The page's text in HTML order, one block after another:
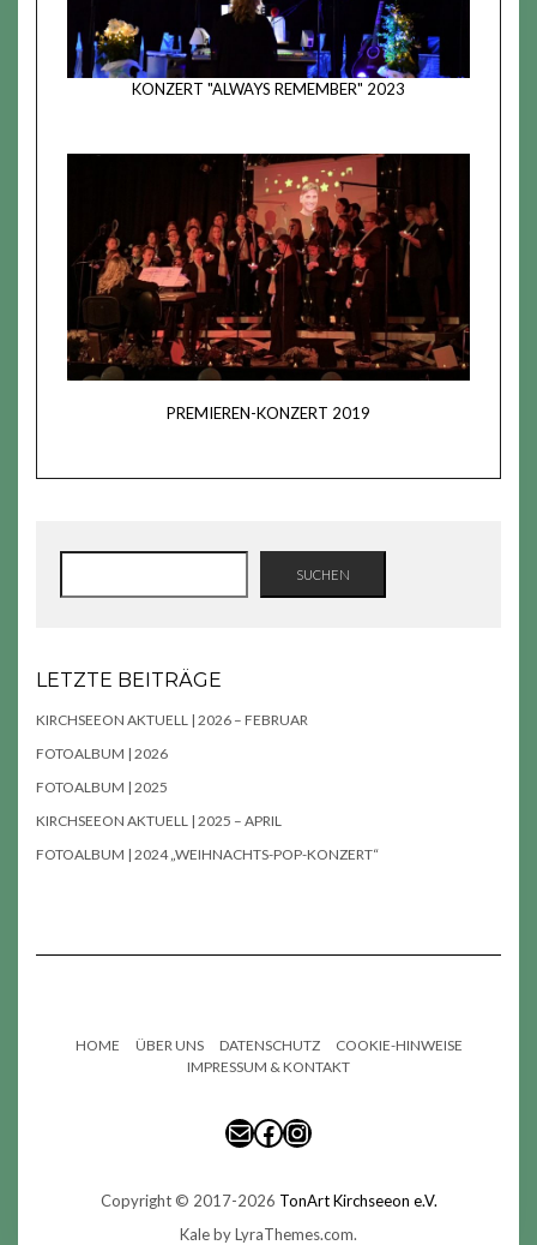
KONZERT "ALWAYS REMEMBER" 2023
PREMIEREN-KONZERT 2019
SUCHEN
SUCHEN
LETZTE BEITRÄGE
KIRCHSEEON AKTUELL | 2026 – FEBRUAR
FOTOALBUM | 2026
FOTOALBUM | 2025
KIRCHSEEON AKTUELL | 2025 – APRIL
FOTOALBUM | 2024 „WEIHNACHTS-POP-KONZERT“
HOME ÜBER UNS DATENSCHUTZ
COOKIE-HINWEISE
IMPRESSUM & KONTAKT
E-MAIL
FACEBOOK
INSTAGRAM
Copyright © 2017-2026 TonArt Kirchseeon e.V.
Kaleby LyraThemes.com.